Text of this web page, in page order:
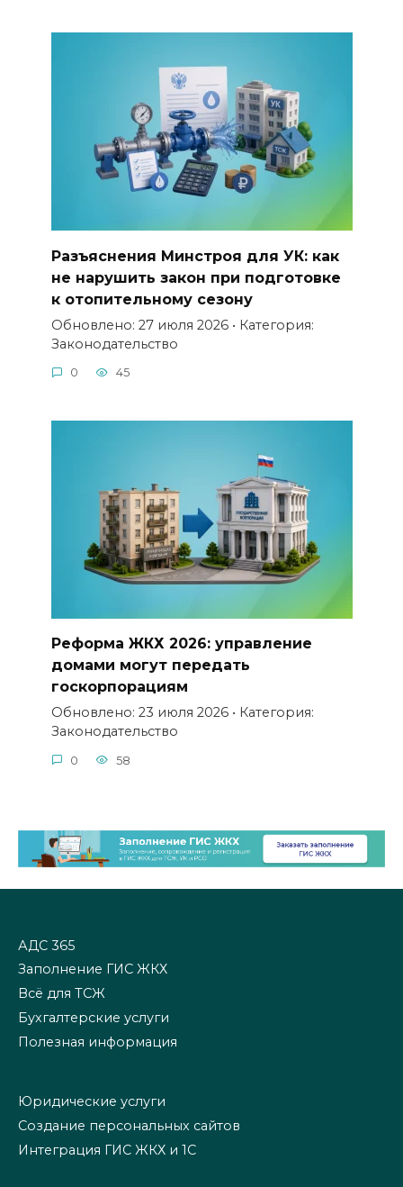
Разъяснения Минстроя для УК: как
не нарушить закон при подготовке
к отопительному сезону
Обновлено: 27 июля 2026 • Категория:
Законодательство
0 45
Реформа ЖКХ 2026: управление
домами могут передать
госкорпорациям
Обновлено: 23 июля 2026 • Категория:
Законодательство
0 58
АДС 365
Заполнение ГИС ЖКХ
Всё для ТСЖ
Бухгалтерские услуги
Полезная информация
Юридические услуги
Создание персональных сайтов
Интеграция ГИС ЖКХ и 1С